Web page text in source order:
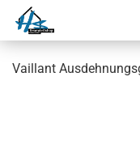
Vaillant